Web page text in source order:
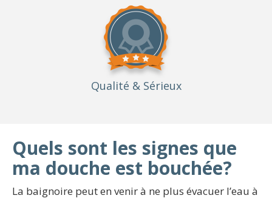
Qualité & Sérieux
Quels sont les signes que
ma douche est bouchée?
La baignoire peut en venir à ne plus évacuer l’eau à